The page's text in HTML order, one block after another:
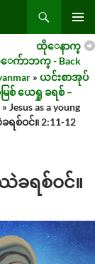
MENU
ထိုေနာက္
က်ာဘက္ - Back
» ယင်းစာအုပ်
ြစ် ယေရှု ခရစ် –
» Jesus as a young
စ်ဝင်။ 2:11-12
ဿဲခရစ်ဝင်။